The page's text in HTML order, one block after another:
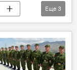
Еще 3